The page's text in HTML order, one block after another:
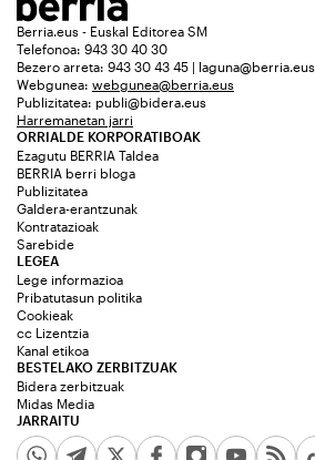
Berria.eus - Euskal Editorea SM
Telefonoa: 943 30 40 30
Bezero arreta: 943 30 43 45 | laguna@berria.eus
Webgunea: webgunea@berria.eus
Publizitatea: publi@bidera.eus
Harremanetan jarri
ORRIALDE KORPORATIBOAK
Ezagutu BERRIA Taldea
BERRIA berri bloga
Publizitatea
Galdera-erantzunak
Kontratazioak
Sarebide
JARRAITU
LEGEA
Lege informazioa
Pribatutasun politika
Cookieak
cc Lizentzia
Kanal etikoa
BESTELAKO ZERBITZUAK
Bidera zerbitzuak
Midas Media